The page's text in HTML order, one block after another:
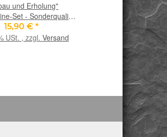
und Erholung"
Set - Sonderqualität
100 g im Natur-
(GKS)
15,90 €*
USt. , zzgl. Versand
"Im Fluss sein"
- Rarität -
g im Natur-21,90 €
inkl. 19% USt. ,